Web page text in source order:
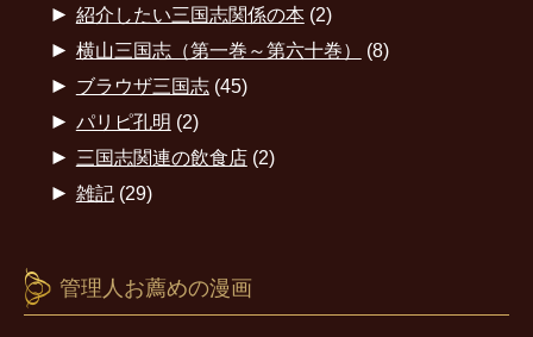
► 紹介したい三国志関係の本(2)
► 横山三国志（第一巻～第六十巻） (8)
► ブラウザ三国志(45)
► パリピ孔明 (2)
► 三国志関連の飲食店(2)
► 雑記(29)
管理人お薦めの漫画